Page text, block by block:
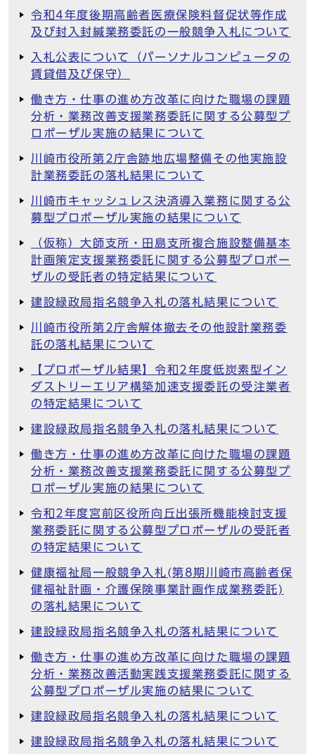
令和4年度後期高齢者医療保険料督促状等作成
及び封入封緘業務委託の一般競争入札について
入札公表について（パーソナルコンピュータの
賃貸借及び保守）
働き方・仕事の進め方改革に向けた職場の課題
分析・業務改善支援業務委託に関する公募型プ
ロポーザル実施の結果について
川崎市役所第2庁舎跡地広場整備その他実施設
計業務委託の落札結果について
川崎市キャッシュレス決済導入業務に関する公
募型プロポーザル実施の結果について
（仮称）大師支所・田島支所複合施設整備基本
計画策定支援業務委託に関する公募型プロポー
ザルの受託者の特定結果について
建設緑政局指名競争入札の落札結果について
川崎市役所第2庁舎解体撤去その他設計業務委
託の落札結果について
【プロポーザル結果】令和2年度低炭素型イン
ダストリーエリア構築加速支援委託の受注業者
の特定結果について
建設緑政局指名競争入札の落札結果について
働き方・仕事の進め方改革に向けた職場の課題
分析・業務改善支援業務委託に関する公募型プ
ロポーザル実施の結果について
令和2年度宮前区役所向丘出張所機能検討支援
業務委託に関する公募型プロポーザルの受託者
の特定結果について
健康福祉局一般競争入札(第8期川崎市高齢者保
健福祉計画・介護保険事業計画作成業務委託)
の落札結果について
建設緑政局指名競争入札の落札結果について
働き方・仕事の進め方改革に向けた職場の課題
分析・業務改善活動実践支援業務委託に関する
公募型プロポーザル実施の結果について
建設緑政局指名競争入札の落札結果について
建設緑政局指名競争入札の落札結果について